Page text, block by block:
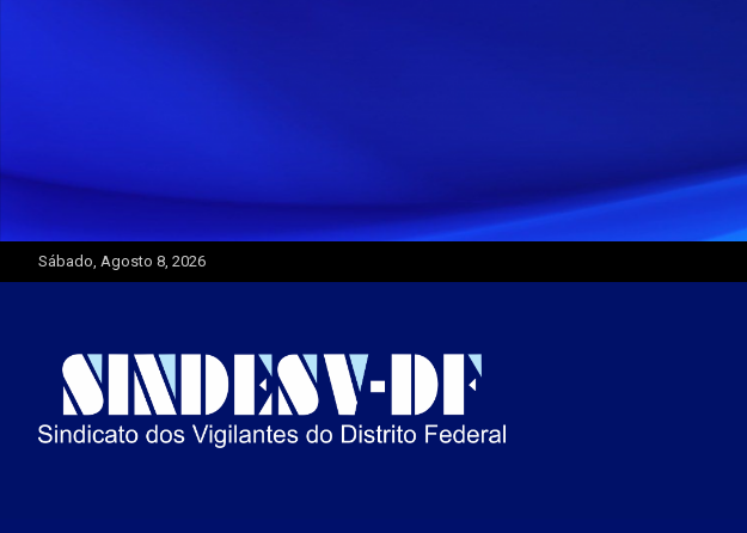
Sábado, Agosto 8, 2026